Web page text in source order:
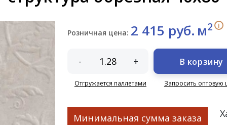
Розничная цена: 2 415 руб. м2 i
- +
Отгружается паллетами
В корзину
Запросить оптовую
Минимальная сумма заказа